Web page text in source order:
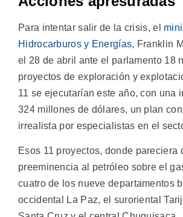
Para intentar salir de la crisis, el
Hidrocarburos y Energías, Franklin
el 28 de abril ante el parlamento 18
proyectos de exploración y
11 se ejecutarían este año, con una
324 millones de dólares, un plan
irrealista por especialistas en el
Esos 11 proyectos, donde pareciera
preeminencia al petróleo sobre el
cuatro de los nueve departamentos
occidental La Paz, el suroriental